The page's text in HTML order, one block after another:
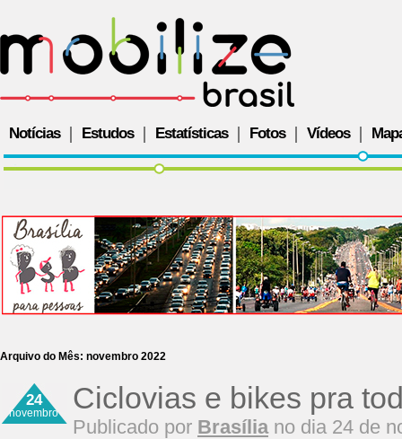
Notícias Estudos Estatísticas Fotos Vídeos
Arquivo do Mês: novembro 2022
24
novembro Ciclovias e bikes pra
Publicado por Brasíliano dia 24 de